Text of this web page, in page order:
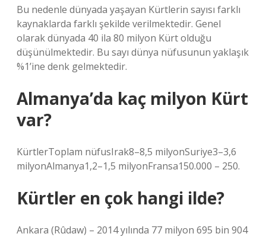
Bu nedenle dünyada yaşayan Kürtlerin sayısı farklı
kaynaklarda farklı şekilde verilmektedir. Genel
olarak dünyada 40 ila 80 milyon Kürt olduğu
düşünülmektedir. Bu sayı dünya nüfusunun yaklaşık
%1’ine denk gelmektedir.
Almanya’da kaç milyon Kürt
var?
KürtlerToplam nüfusIrak8–8,5 milyonSuriye3–3,6
milyonAlmanya1,2–1,5 milyonFransa150.000 – 250.
Kürtler en çok hangi ilde?
Ankara (Rûdaw) – 2014 yılında 77 milyon 695 bin 904